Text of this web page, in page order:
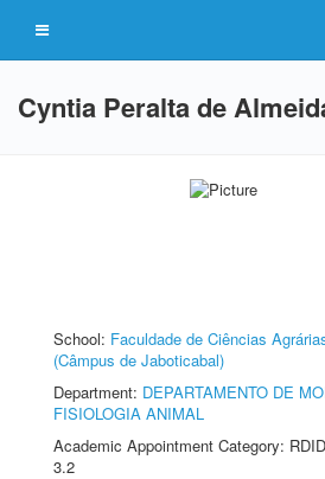
Cyntia Peralta de
School: Faculdade de Ciências
(Câmpus de Jaboticabal)
Department: DEPARTAMENTO DE
FISIOLOGIA ANIMAL
Academic Appointment Category:
3.2